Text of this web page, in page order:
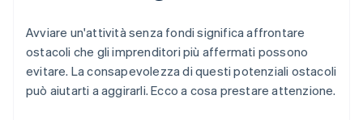
Avviare un'attività senza fondi significa affrontare
ostacoli che gli imprenditori più affermati possono
evitare. La consapevolezza di questi potenziali ostacoli
può aiutarti a aggirarli. Ecco a cosa prestare attenzione.